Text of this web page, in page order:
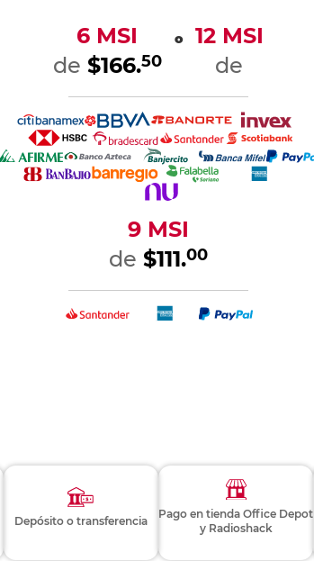
6 MSI
de $166.50
o
12 MSI
de
9 MSI
de $111.00
Depósito o transferencia
Pago en tienda Office Depot
y Radioshack